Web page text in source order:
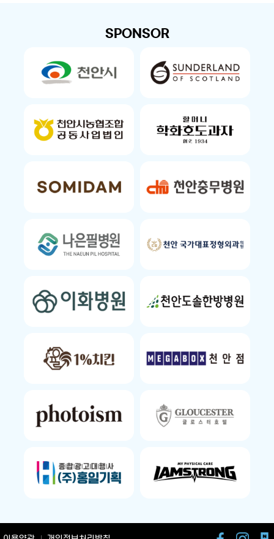
SPONSOR